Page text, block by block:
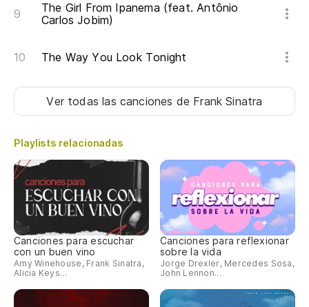
The Girl From Ipanema (feat. Antônio
Carlos Jobim)
The Way You Look Tonight
Ver todas las canciones de Frank Sinatra
Playlists relacionadas
Canciones para escuchar
con un buen vino
Amy Winehouse, Frank Sinatra,
Alicia Keys...
Canciones para reflexionar
sobre la vida
Jorge Drexler, Mercedes Sosa,
John Lennon...